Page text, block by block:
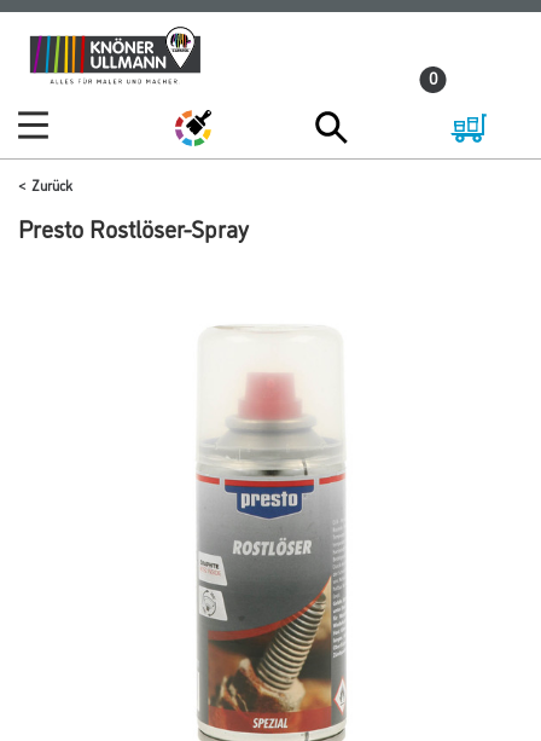
Zum
Inhalt
Zum
Navigationsmenü
0
Zurück
Presto Rostlöser-Spray